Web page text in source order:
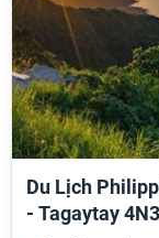
Du Lịch
- Tagaytay